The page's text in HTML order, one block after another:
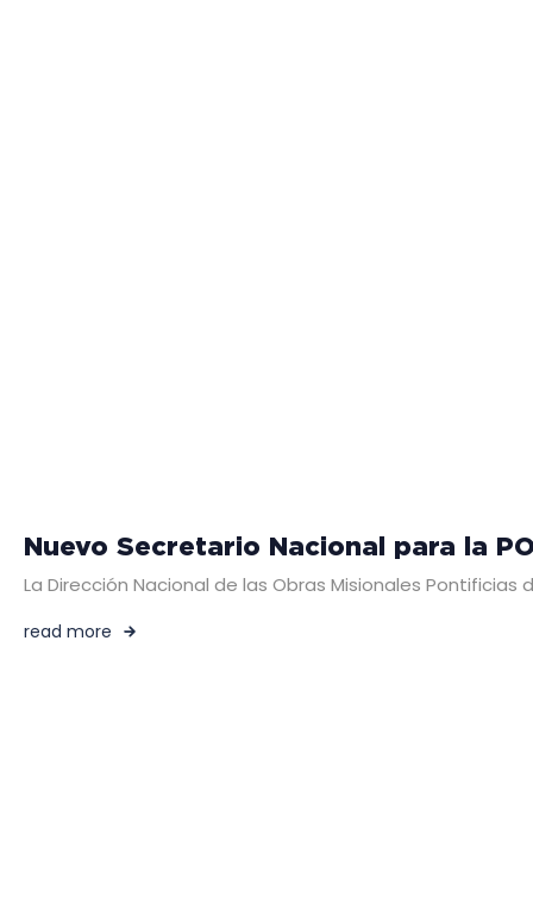
Nuevo Secretario Nacional para la
La Dirección Nacional de las Obras Misionales
read more